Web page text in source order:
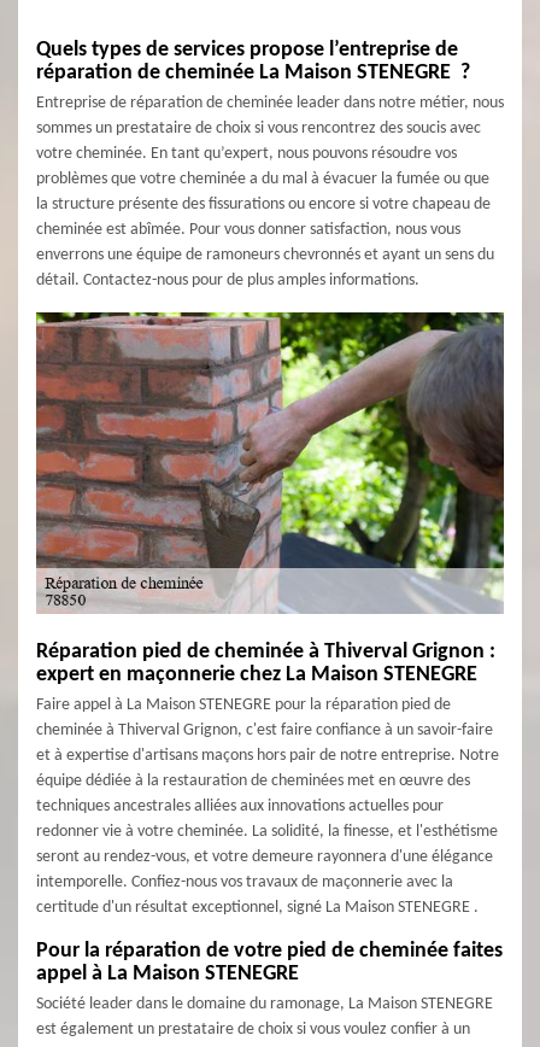
Quels types de services propose l’entreprise de
réparation de cheminée La Maison STENEGRE ?
Entreprise de réparation de cheminée leader dans notre métier, nous
sommes un prestataire de choix si vous rencontrez des soucis avec
votre cheminée. En tant qu’expert, nous pouvons résoudre vos
problèmes que votre cheminée a du mal à évacuer la fumée ou que
la structure présente des fissurations ou encore si votre chapeau de
cheminée est abîmée. Pour vous donner satisfaction, nous vous
enverrons une équipe de ramoneurs chevronnés et ayant un sens du
détail. Contactez-nous pour de plus amples informations.
Réparation pied de cheminée à Thiverval Grignon :
expert en maçonnerie chez La Maison STENEGRE
Faire appel à La Maison STENEGRE pour la réparation pied de
cheminée à Thiverval Grignon, c'est faire confiance à un savoir-faire
et à expertise d'artisans maçons hors pair de notre entreprise. Notre
équipe dédiée à la restauration de cheminées met en œuvre des
techniques ancestrales alliées aux innovations actuelles pour
redonner vie à votre cheminée. La solidité, la finesse, et l'esthétisme
seront au rendez-vous, et votre demeure rayonnera d'une élégance
intemporelle. Confiez-nous vos travaux de maçonnerie avec la
certitude d'un résultat exceptionnel, signé La Maison STENEGRE .
Pour la réparation de votre pied de cheminée faites
appel à La Maison STENEGRE
Société leader dans le domaine du ramonage, La Maison STENEGRE
est également un prestataire de choix si vous voulez confier à un